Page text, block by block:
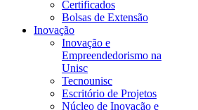
Certificados
Bolsas de Extensão
Inovação
Inovação e
Empreendedorismo na
Unisc
Tecnounisc
Escritório de Projetos
Núcleo de Inovação e